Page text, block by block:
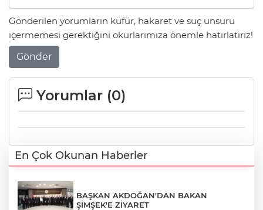
Gönderilen yorumların küfür, hakaret ve suç unsuru
içermemesi gerektiğini okurlarımıza önemle hatırlatırız!
Gönder
Yorumlar (0)
En Çok Okunan Haberler
BAŞKAN AKDOĞAN'DAN BAKAN
ŞİMŞEK'E ZİYARET